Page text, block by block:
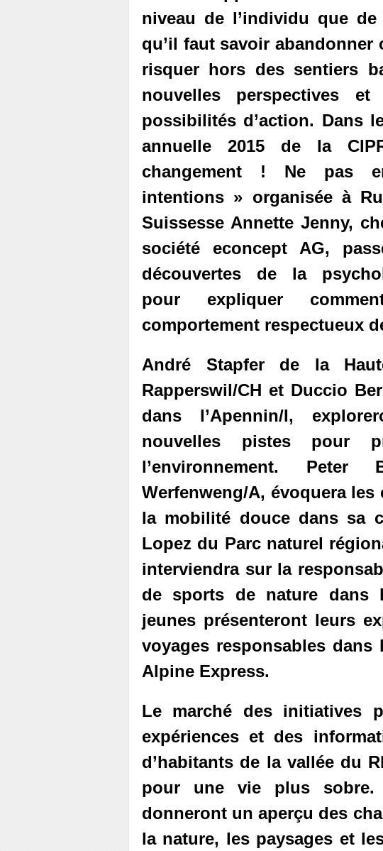
niveau de l’individu que
qu’il faut savoir abandonner
risquer hors des sentiers
nouvelles perspectives
possibilités d’action. Dans
annuelle 2015 de la
changement ! Ne pas
intentions » organisée à
Suissesse Annette Jenny,
société econcept AG,
découvertes de la
pour expliquer
comportement respectueux
André Stapfer de la
Rapperswil/CH et Duccio
dans l’Apennin/I,
nouvelles pistes pour
l’environnement. Peter
Werfenweng/A, évoquera
la mobilité douce dans sa
Lopez du Parc naturel
interviendra sur la
de sports de nature dans
jeunes présenteront leurs
voyages responsables
Alpine Express.
Le marché des initiatives
expériences et des
d’habitants de la vallée du
pour une vie plus sobre.
donneront un aperçu des
la nature, les paysages et